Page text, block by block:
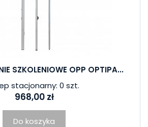
SZKOLENIOWE OPP OPTIPA...
stacjonarny: 0 szt.
968,00 zł
Do koszyka